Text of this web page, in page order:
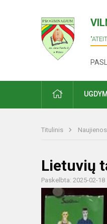
PRADŽIA
Titulinis Naujienos
Lietuvių
Paskelbta: 2025-02-18